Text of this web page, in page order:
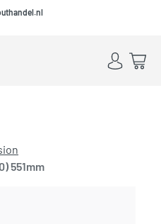
Skip to main content
Skip to footer
Account
551mm